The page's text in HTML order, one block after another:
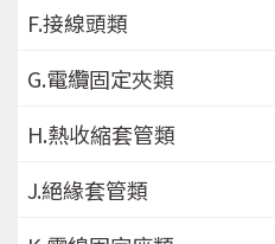
F.接線頭類
G.電纜固定夾類
H.熱收縮套管類
J.絕緣套管類